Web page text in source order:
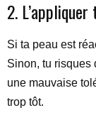
2.
Si ta peau est
Sinon, tu risques
une mauvaise
trop tôt.